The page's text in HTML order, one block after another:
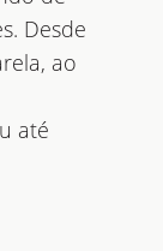
Desde
ao
até